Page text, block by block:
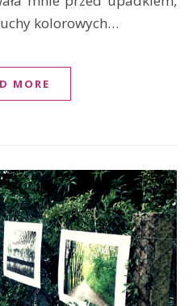
kolorowych…
MORE